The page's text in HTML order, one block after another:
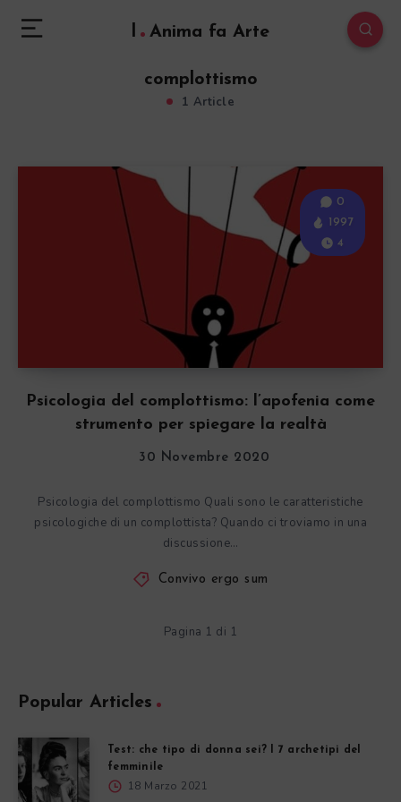
l Anima fa Arte
complottismo
1 Article
Psicologia del complottismo: l’apofenia come
strumento per spiegare la realtà
0
1997
4
30 Novembre 2020
Psicologia del complottismo Quali sono le caratteristiche
psicologiche di un complottista? Quando ci troviamo in una
discussione…
Convivo ergo sum
Pagina 1 di 1
Popular Articles
Test: che tipo di donna sei? I 7 archetipi del
femminile
18 Marzo 2021